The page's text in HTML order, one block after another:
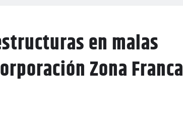
en malas
Zona Franca